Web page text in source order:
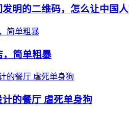
明的二维码，怎么让中国人
，简单粗暴
的餐厅 虐死单身狗